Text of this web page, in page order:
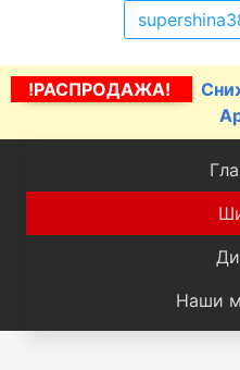
!РАСПРОДАЖА!
Наши